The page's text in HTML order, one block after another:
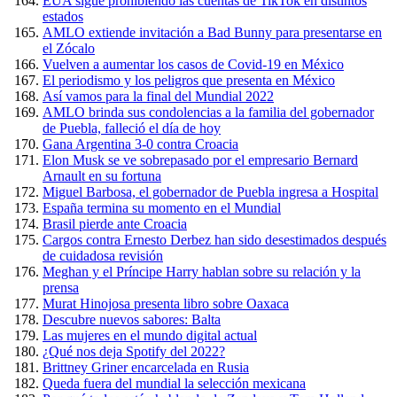
estados
AMLO extiende invitación a Bad Bunny para presentarse en
el Zócalo
Vuelven a aumentar los casos de Covid-19 en México
El periodismo y los peligros que presenta en México
Así vamos para la final del Mundial 2022
AMLO brinda sus condolencias a la familia del gobernador
de Puebla, falleció el día de hoy
Gana Argentina 3-0 contra Croacia
Elon Musk se ve sobrepasado por el empresario Bernard
Arnault en su fortuna
Miguel Barbosa, el gobernador de Puebla ingresa a Hospital
España termina su momento en el Mundial
Brasil pierde ante Croacia
Cargos contra Ernesto Derbez han sido desestimados después
de cuidadosa revisión
Meghan y el Príncipe Harry hablan sobre su relación y la
prensa
Murat Hinojosa presenta libro sobre Oaxaca
Descubre nuevos sabores: Balta
Las mujeres en el mundo digital actual
¿Qué nos deja Spotify del 2022?
Brittney Griner encarcelada en Rusia
Queda fuera del mundial la selección mexicana